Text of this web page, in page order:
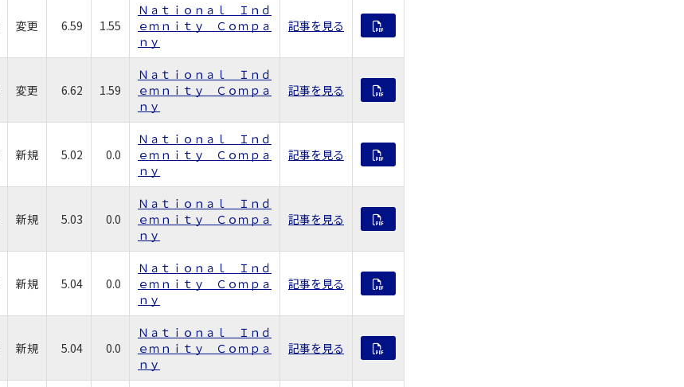
変更 6.59 1.55
Ｎａｔｉｏｎａｌ Ｉｎｄ
ｅｍｎｉｔｙ Ｃｏｍｐａ
ｎｙ
記事を見る
変更 6.62 1.59
Ｎａｔｉｏｎａｌ Ｉｎｄ
ｅｍｎｉｔｙ Ｃｏｍｐａ
ｎｙ
記事を見る
新規 5.02 0.0
Ｎａｔｉｏｎａｌ Ｉｎｄ
ｅｍｎｉｔｙ Ｃｏｍｐａ
ｎｙ
記事を見る
新規 5.03 0.0
Ｎａｔｉｏｎａｌ Ｉｎｄ
ｅｍｎｉｔｙ Ｃｏｍｐａ
ｎｙ
記事を見る
新規 5.04 0.0
Ｎａｔｉｏｎａｌ Ｉｎｄ
ｅｍｎｉｔｙ Ｃｏｍｐａ
ｎｙ
記事を見る
新規 5.04 0.0
Ｎａｔｉｏｎａｌ Ｉｎｄ
ｅｍｎｉｔｙ Ｃｏｍｐａ
ｎｙ
記事を見る